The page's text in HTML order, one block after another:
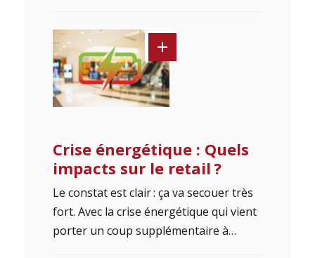
Crise énergétique : Quels
impacts sur le retail ?
Le constat est clair : ça va secouer très
fort. Avec la crise énergétique qui vient
porter un coup supplémentaire à…